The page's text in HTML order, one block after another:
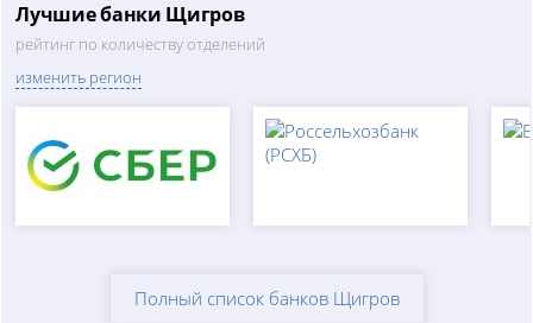
Лучшие банки Щигров
рейтинг по количеству отделений
изменить регион
Полный список банков Щигров